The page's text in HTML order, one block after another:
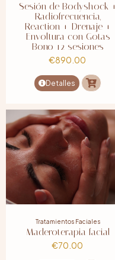
Sesión de Bodyshock +
Radiofrecuencia,
Reaction + Drenaje +
Envoltura con Gotas
Bono 12 sesiones
€890.00
Detalles
Tratamientos Faciales
Maderoterapia facial
€70.00